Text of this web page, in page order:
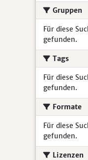
Gruppen
Für diese
gefunden.
Tags
Für diese
gefunden.
Formate
Für diese
gefunden.
Lizenzen